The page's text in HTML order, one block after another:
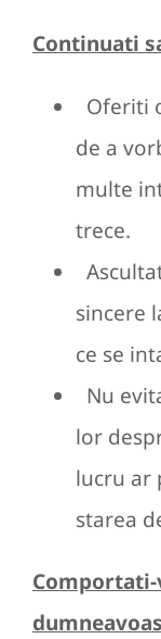
Continuati
Oferiti
de a
multe
trece.
sincere
ce se
Nu
lor
lucru ar
starea